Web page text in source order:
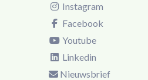
Instagram
Facebook
Youtube
Linkedin
Nieuwsbrief